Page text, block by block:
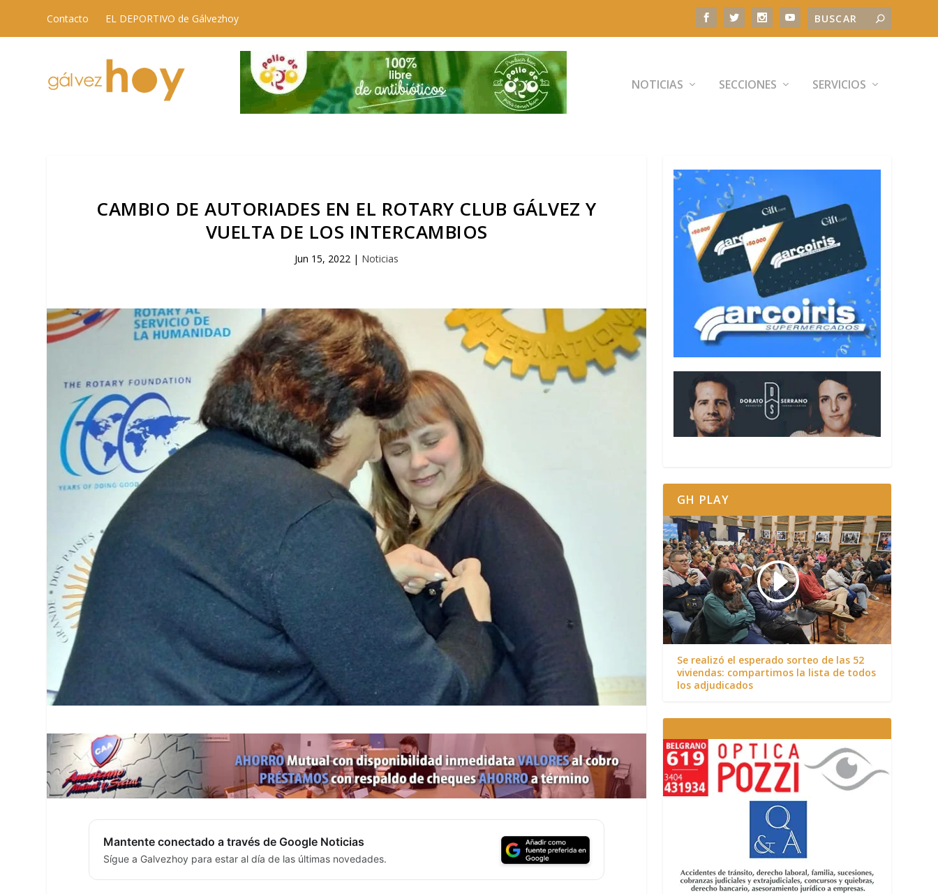
Contacto EL DEPORTIVO de Gálvezhoy
NOTICIAS SECCIONES SERVICIOS
CAMBIO DE AUTORIADES EN EL ROTARY CLUB GÁLVEZ Y
VUELTA DE LOS INTERCAMBIOS
Jun 15, 2022 | Noticias
Mantente conectado a través de Google Noticias
Sígue a Galvezhoy para estar al día de las últimas novedades.
GH PLAY
Se realizó el esperado sorteo de las 52
viviendas: compartimos la lista de todos
los adjudicados